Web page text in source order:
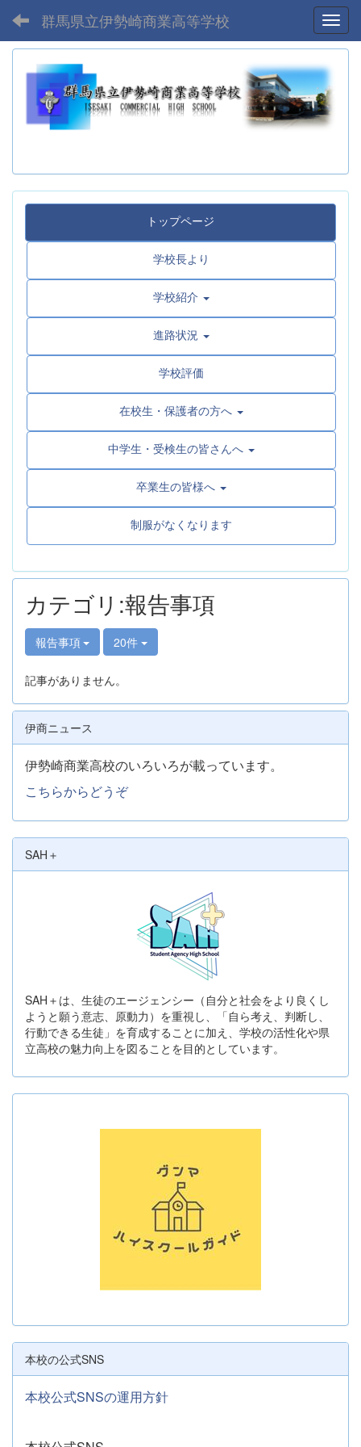
群馬県立伊勢崎商業高等学校
トップページ
学校長より
学校紹介
進路状況
学校評価
在校生・保護者の方へ
中学生・受検生の皆さんへ
卒業生の皆様へ
制服がなくなります
カテゴリ:報告事項
報告事項 20件
記事がありません。
伊商ニュース
伊勢崎商業高校のいろいろが載っています。
こちらからどうぞ
SAH＋
SAH＋は、生徒のエージェンシー（自分と社会をより良くし
ようと願う意志、原動力）を重視し、「自ら考え、判断し、
行動できる生徒」を育成することに加え、学校の活性化や県
立高校の魅力向上を図ることを目的としています。
本校の公式SNS
本校公式SNSの運用方針